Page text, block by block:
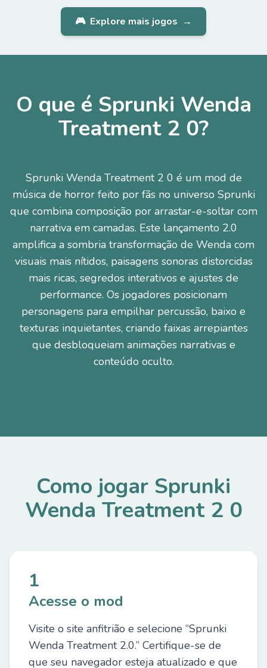
🎮 Explore mais jogos →
O que é Sprunki Wenda
Treatment 2 0?
Sprunki Wenda Treatment 2 0 é um mod de
música de horror feito por fãs no universo Sprunki
que combina composição por arrastar-e-soltar com
narrativa em camadas. Este lançamento 2.0
amplifica a sombria transformação de Wenda com
visuais mais nítidos, paisagens sonoras distorcidas
mais ricas, segredos interativos e ajustes de
performance. Os jogadores posicionam
personagens para empilhar percussão, baixo e
texturas inquietantes, criando faixas arrepiantes
que desbloqueiam animações narrativas e
conteúdo oculto.
Como jogar Sprunki
Wenda Treatment 2 0
1
Acesse o mod
Visite o site anfitrião e selecione “Sprunki
Wenda Treatment 2.0.” Certifique-se de
que seu navegador esteja atualizado e que